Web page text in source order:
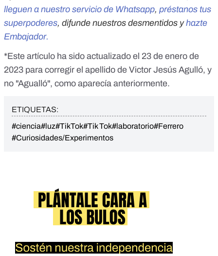
lleguen a nuestro servicio de Whatsapp, préstanos tus
superpoderes, difunde nuestros desmentidos yhazte
Embajador.
*Este artículo ha sido actualizado el 23 de enero de
2023 para corregir el apellido de Victor Jesús Agulló, y
no "Agualló", como aparecía anteriormente.
ETIQUETAS:
#ciencia#luz#TikTok#Tik Tok#laboratorio#Ferrero
#Curiosidades/Experimentos